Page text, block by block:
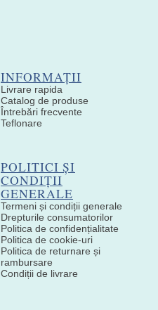
INFORMAȚII
Livrare rapida
Catalog de produse
Întrebări frecvente
Teflonare
POLITICI ȘI
CONDIȚII
GENERALE
Termeni și condiții generale
Drepturile consumatorilor
Politica de confidențialitate
Politica de cookie-uri
Politica de returnare și
rambursare
Condiții de livrare